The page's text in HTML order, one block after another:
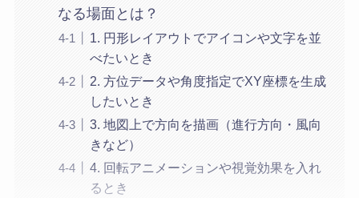
なる場面とは？
1. 円形レイアウトでアイコンや文字を並
べたいとき
2. 方位データや角度指定でXY座標を生成
したいとき
3. 地図上で方向を描画（進行方向・風向
きなど）
4. 回転アニメーションや視覚効果を入れ
るとき